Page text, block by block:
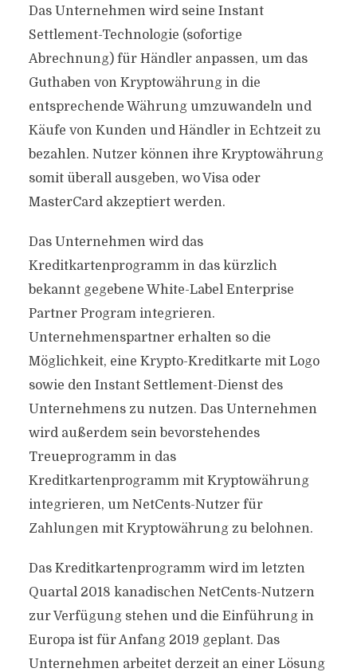
Das Unternehmen wird seine Instant
Settlement-Technologie (sofortige
Abrechnung) für Händler anpassen, um das
Guthaben von Kryptowährung in die
entsprechende Währung umzuwandeln und
Käufe von Kunden und Händler in Echtzeit zu
bezahlen. Nutzer können ihre Kryptowährung
somit überall ausgeben, wo Visa oder
MasterCard akzeptiert werden.
Das Unternehmen wird das
Kreditkartenprogramm in das kürzlich
bekannt gegebene White-Label Enterprise
Partner Program integrieren.
Unternehmenspartner erhalten so die
Möglichkeit, eine Krypto-Kreditkarte mit Logo
sowie den Instant Settlement-Dienst des
Unternehmens zu nutzen. Das Unternehmen
wird außerdem sein bevorstehendes
Treueprogramm in das
Kreditkartenprogramm mit Kryptowährung
integrieren, um NetCents-Nutzer für
Zahlungen mit Kryptowährung zu belohnen.
Das Kreditkartenprogramm wird im letzten
Quartal 2018 kanadischen NetCents-Nutzern
zur Verfügung stehen und die Einführung in
Europa ist für Anfang 2019 geplant. Das
Unternehmen arbeitet derzeit an einer Lösung